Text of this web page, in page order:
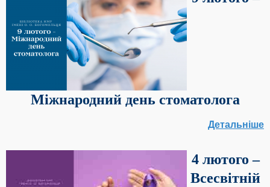
Міжнародний день стоматолога
Детальніше
4 лютого –
Всесвітній